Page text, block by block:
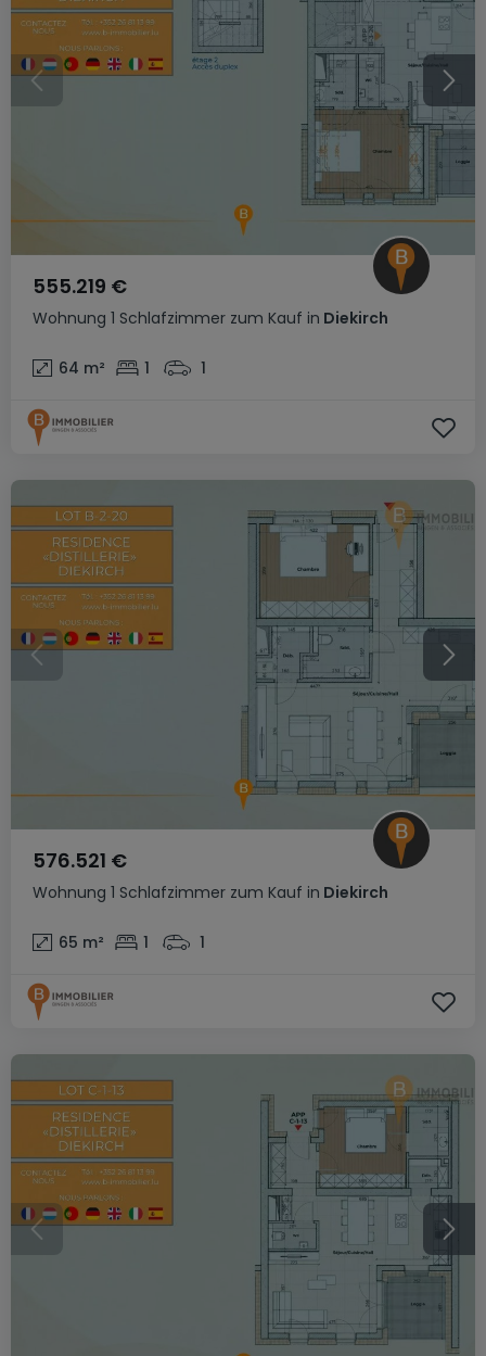
Wohnung 1 Schlafzimmer zum Kauf in Diekirch
555.219 €
64 m² 1 1
Wohnung 1 Schlafzimmer zum Kauf in Diekirch
576.521 €
65 m² 1 1